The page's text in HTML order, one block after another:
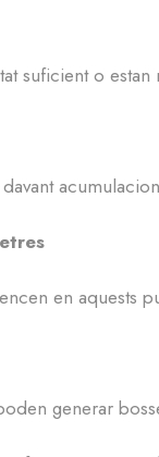
suficient o
en aquests
generar